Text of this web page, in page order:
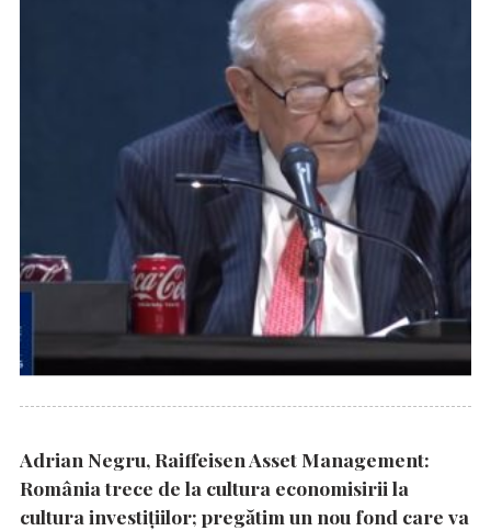
Adrian Negru, Raiffeisen Asset Management:
România trece de la cultura economisirii la
cultura investițiilor; pregătim un nou fond care va